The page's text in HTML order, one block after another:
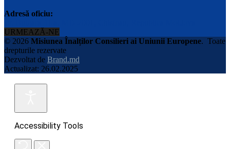
Adresă oficiu:
URMEAZĂ-NE
© 2026 Misiunea Înalților Consilieri ai Uniunii Europene. Toate
drepturile rezervate
Dezvoltat de Brand.md
Actualizat: 26.02.2025
Accessibility Tools